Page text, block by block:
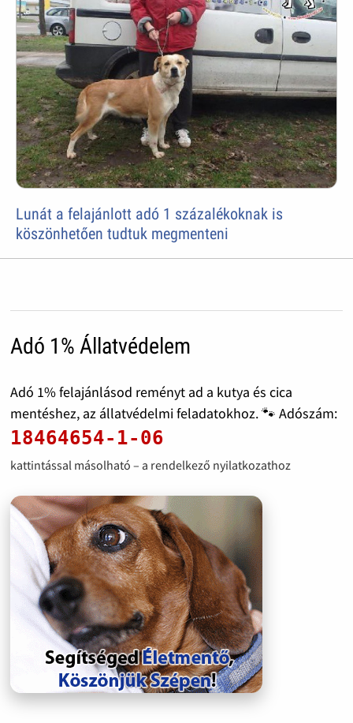
Lunát a felajánlott adó 1 százalékoknak is
köszönhetően tudtuk megmenteni
Adó 1% Állatvédelem
Adó 1% felajánlásod reményt ad a kutya és cica
mentéshez, az állatvédelmi feladatokhoz. 🐾 Adószám:
18464654-1-06
kattintással másolható – a rendelkező nyilatkozathoz